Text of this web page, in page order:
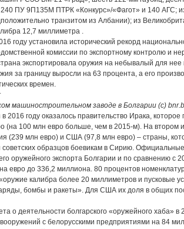
ПУ 9П135М ПТРК «Конкурс»/«Фагот» и 140 АГС;
транзитом из Албании); из
12,7 миллиметра .
году установила исторический рекорд
комиссии по экспортному контролю и
экспортировала оружия на небывалый для
за границу выросли на 63 процента, а его
времен.
машиностроительном заводе в Болгарии (c)
году оказалось правительство Ирака, которое
(на 100 млн евро больше, чем в 2015-м). На втором
(239 млн евро) и США (97,8 млн евро) – страны,
образцов боевикам в Сирию.
оружейного экспорта Болгарии и по сравнению с
евро до 336,2 миллиона. 80 процентов
калибра более 20 миллиметров и пусковые
бомбы и ракеты». Для США их доля в общих
о деятельности болгарского «оружейного хаба»
с белорусскими предприятиями на 84